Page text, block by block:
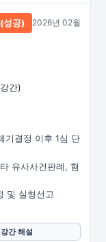
간)
성공) 2026년 02월
기결정 이후 1심 단
유사사건판례, 혐
및 실형선고
강간 해설